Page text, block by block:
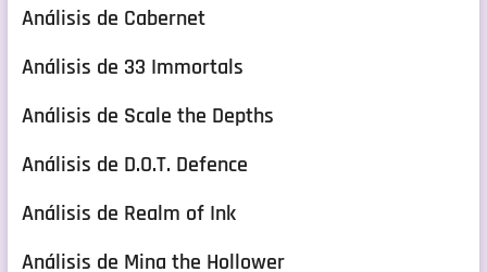
Análisis de Cabernet
Análisis de 33 Immortals
Análisis de Scale the Depths
Análisis de D.O.T. Defence
Análisis de Realm of Ink
Análisis de Mina the Hollower